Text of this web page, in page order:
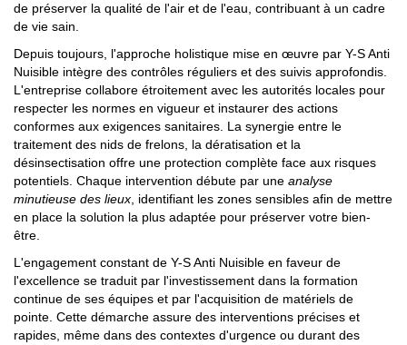
de préserver la qualité de l'air et de l'eau, contribuant à un cadre
de vie sain.
Depuis toujours, l'approche holistique mise en œuvre par Y-S Anti
Nuisible intègre des contrôles réguliers et des suivis approfondis.
L'entreprise collabore étroitement avec les autorités locales pour
respecter les normes en vigueur et instaurer des actions
conformes aux exigences sanitaires. La synergie entre le
traitement des nids de frelons, la dératisation et la
désinsectisation offre une protection complète face aux risques
potentiels. Chaque intervention débute par une analyse
minutieuse des lieux, identifiant les zones sensibles afin de mettre
en place la solution la plus adaptée pour préserver votre bien-
être.
L'engagement constant de Y-S Anti Nuisible en faveur de
l'excellence se traduit par l'investissement dans la formation
continue de ses équipes et par l'acquisition de matériels de
pointe. Cette démarche assure des interventions précises et
rapides, même dans des contextes d'urgence ou durant des